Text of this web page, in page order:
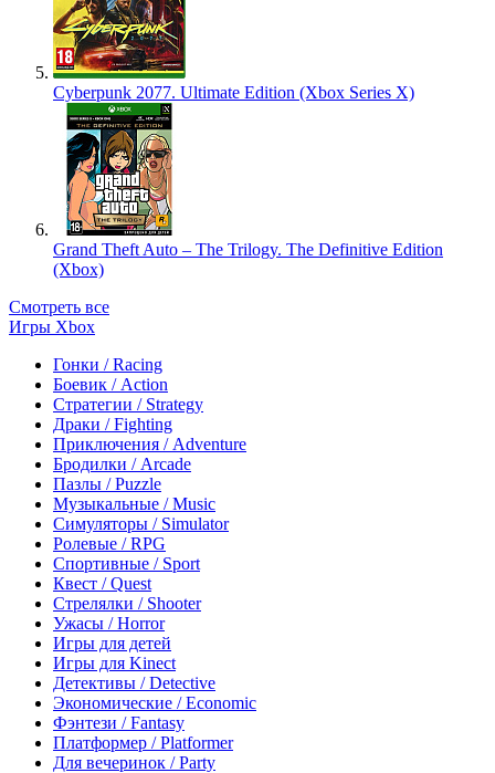
Cyberpunk 2077. Ultimate Edition (Xbox Series X)
Grand Theft Auto – The Trilogy. The Definitive Edition
(Xbox)
Смотреть все
Игры Xbox
Гонки / Racing
Боевик / Action
Стратегии / Strategy
Драки / Fighting
Приключения / Adventure
Бродилки / Arcade
Пазлы / Puzzle
Музыкальные / Music
Симуляторы / Simulator
Ролевые / RPG
Спортивные / Sport
Квест / Quest
Стрелялки / Shooter
Ужасы / Horror
Игры для детей
Игры для Kinect
Детективы / Detective
Экономические / Economic
Фэнтези / Fantasy
Платформер / Platformer
Для вечеринок / Party